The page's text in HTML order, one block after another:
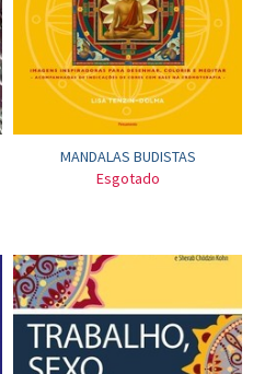
MANDALAS BUDISTAS
Esgotado